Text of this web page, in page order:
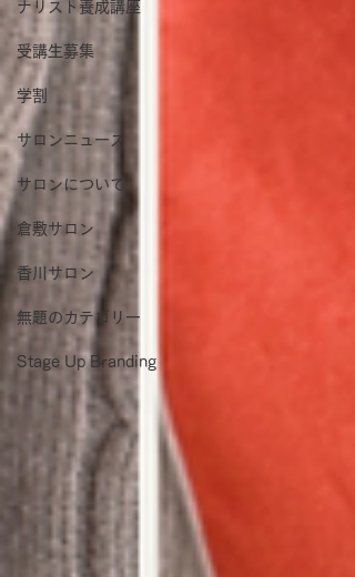
ナリスト養成講座
受講生募集
学割
サロンニュース
サロンについて
倉敷サロン
香川サロン
無題のカテゴリー
Stage Up Branding